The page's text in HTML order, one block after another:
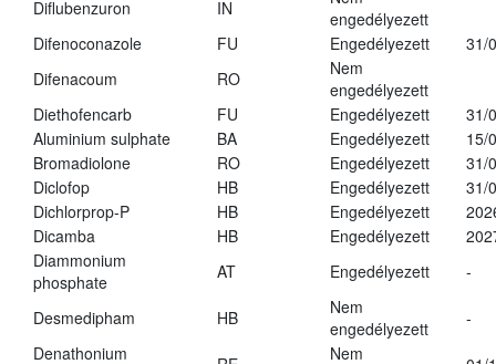
Diflubenzuron
IN
engedélyezett
Difenoconazole
FU Engedélyezett
31/
Difenacoum
RO
Nem
engedélyezett
Diethofencarb
FU Engedélyezett
31/
Aluminium sulphate
BA Engedélyezett
15/
Bromadiolone
RO Engedélyezett
31/
Diclofop
HB Engedélyezett
31/
Dichlorprop-P
HB Engedélyezett
Dicamba
HB Engedélyezett
Diammonium
phosphate
AT Engedélyezett -
Desmedipham HB
Nem
engedélyezett
-
Denathonium
Nem